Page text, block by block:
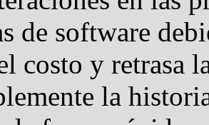
de software
costo y retrasa
la